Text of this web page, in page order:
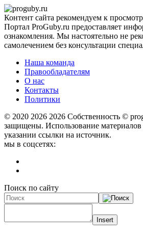
Контент сайта рекомендуем к
Портал ProGuby.ru предоставляет
ознакомления. Мы настоятельно не
самолечением без консультации
Наша команда
Правообладателям
О нас
Контакты
Политики
© 2020 2026 2026 Собственность ©
защищены. Использование материалов
указании ссылки на источник.
мы в соцсетях:
Поиск по сайту
Insert